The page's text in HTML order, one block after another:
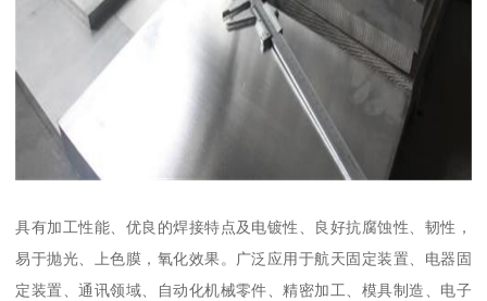
具有加工性能、优良的焊接特点及电镀性、良好抗腐蚀性、韧性，
易于抛光、上色膜，氧化效果。广泛应用于航天固定装置、电器固
定装置、通讯领域、自动化机械零件、精密加工、模具制造、电子